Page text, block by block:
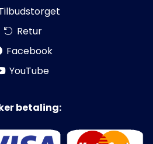
Retur
Facebook
YouTube
betaling: